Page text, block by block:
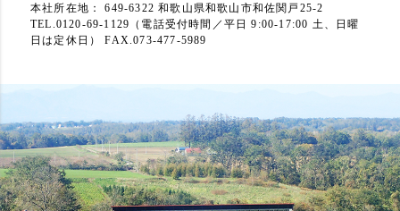
本社所在地： 649-6322 和歌山県和歌山市和佐関戸25-2
TEL.0120-69-1129（電話受付時間／平日 9:00-17:00 土、日曜
日は定休日） FAX.073-477-5989